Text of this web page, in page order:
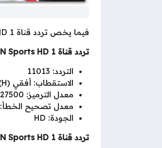
فيما يخص تردد قناة beIN Sports HD 1 الناقلة لمباراة
تردد قناة beIN Sports HD 1 على نايل سات
التردد: 11013
الاستقطاب: أفقي (H)
معدل الترميز: 27500
معدل تصحيح الخطأ: 2/3
الجودة: HD
تردد قناة beIN Sports HD 1 على سهيل سات